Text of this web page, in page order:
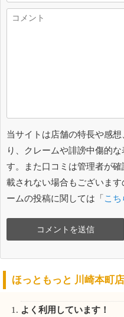
当サイトは店舗の特長や感
り、クレームや誹謗中傷的
す。また口コミは管理者が
載されない場合もございま
ームの投稿に関しては「こち
ほっともっと 川崎本町
よく利用しています！